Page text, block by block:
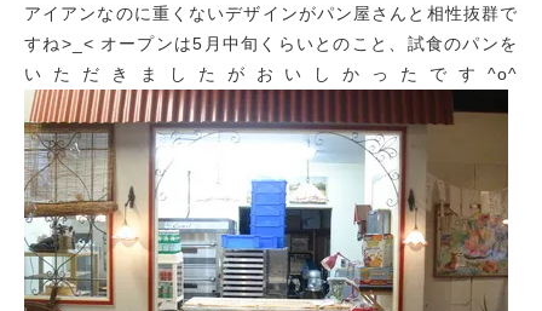
アイアンなのに重くないデザインがパン屋さんと相性抜群で
すね>_< オープンは5月中旬くらいとのこと、試食のパンを
いただきましたがおいしかったです^o^